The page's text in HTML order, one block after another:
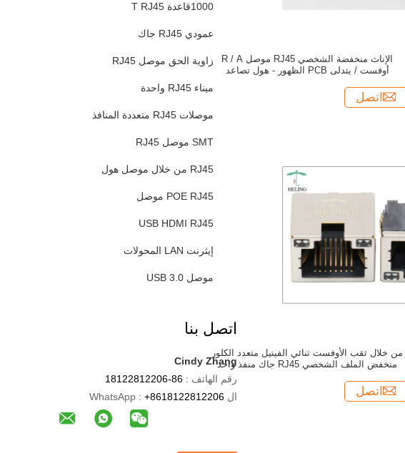
1000قاعدة T RJ45
عمودي RJ45 جاك
زاوية الحق موصل RJ45
ميناء RJ45 واحدة
موصلات RJ45 متعددة المنافذ
SMT موصل RJ45
RJ45 من خلال موصل هول
POE RJ45 موصل
USB HDMI RJ45
إيثرنت LAN المحولات
موصل USB 3.0
اتصل بنا
Cindy Zhang
رقم الهاتف :
ال WhatsApp : +8618122812206
الإناث منخفضة الشخصي RJ45 موصل R / A
أوفست / يتدلى PCB الظهور - هول تصاعد
اتصل
من خلال ثقب الأوفست ثنائي الفينيل متعدد الكلور
منخفض الملف الشخصي RJ45 جاك منفذ واحد
اتصل